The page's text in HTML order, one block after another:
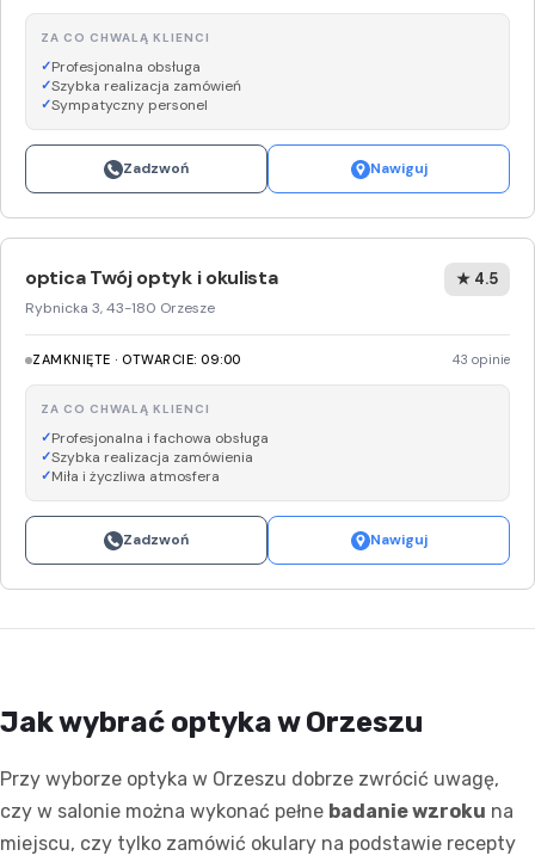
ZA CO CHWALĄ KLIENCI
Profesjonalna obsługa
Szybka realizacja zamówień
Sympatyczny personel
Zadzwoń Nawiguj
optica Twój optyk i okulista
Rybnicka 3, 43-180 Orzesze
★ 4.5
ZAMKNIĘTE · OTWARCIE: 09:00 43 opinie
ZA CO CHWALĄ KLIENCI
Profesjonalna i fachowa obsługa
Szybka realizacja zamówienia
Miła i życzliwa atmosfera
Zadzwoń Nawiguj
Jak wybrać optyka w Orzeszu
Przy wyborze optyka w Orzeszu dobrze zwrócić uwagę,
czy w salonie można wykonać pełne badanie wzroku na
miejscu, czy tylko zamówić okulary na podstawie recepty